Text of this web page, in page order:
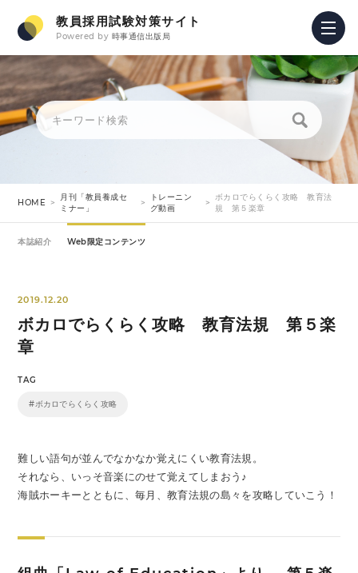
教員採用試験対策サイト
Powered by 時事通信出版局
HOME
月刊「教員養成セ
ミナー」
トレーニン
グ動画
ボカロでらくらく攻略 教育法
規 第５楽章
本誌紹介 Web限定コンテンツ
2019.12.20
ボカロでらくらく攻略 教育法規 第５楽
章
TAG
#ボカロでらくらく攻略
難しい語句が並んでなかなか覚えにくい教育法規。
それなら、いっそ音楽にのせて覚えてしまおう♪
海賊ホーキーとともに、毎月、教育法規の島々を攻略していこう！